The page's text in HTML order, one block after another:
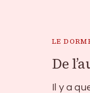
LE
De
Il y a